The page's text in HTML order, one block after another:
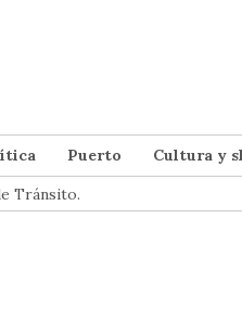
Puerto
Cultura y
Tránsito.